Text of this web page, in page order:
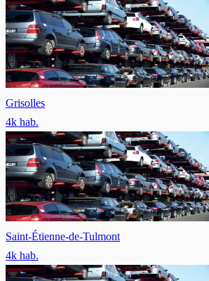
Grisolles
4k hab.
Saint-Étienne-de-Tulmont
4k hab.